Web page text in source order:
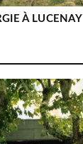
À LUCENAY